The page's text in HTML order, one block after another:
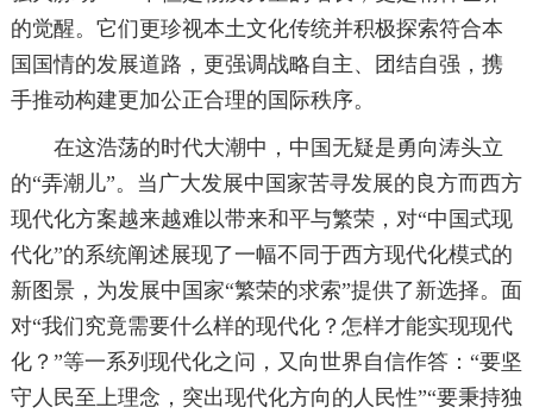
的觉醒。它们更珍视本土文化传统并积极探索符合本
国国情的发展道路，更强调战略自主、团结自强，携
手推动构建更加公正合理的国际秩序。
在这浩荡的时代大潮中，中国无疑是勇向涛头立
的“弄潮儿”。当广大发展中国家苦寻发展的良方而西方
现代化方案越来越难以带来和平与繁荣，对“中国式现
代化”的系统阐述展现了一幅不同于西方现代化模式的
新图景，为发展中国家“繁荣的求索”提供了新选择。面
对“我们究竟需要什么样的现代化？怎样才能实现现代
化？”等一系列现代化之问，又向世界自信作答：“要坚
守人民至上理念，突出现代化方向的人民性”“要秉持独